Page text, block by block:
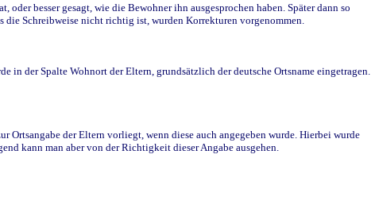
besser gesagt, wie die Bewohner ihn ausgesprochen haben. Später dann so
Schreibweise nicht richtig ist, wurden Korrekturen vorgenommen.
der Spalte Wohnort der Eltern, grundsätzlich der deutsche Ortsname eingetragen.
Ortsangabe der Eltern vorliegt, wenn diese auch angegeben wurde. Hierbei wurde
kann man aber von der Richtigkeit dieser Angabe ausgehen.